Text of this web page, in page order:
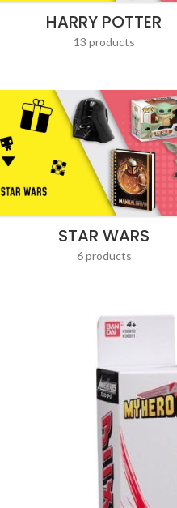
HARRY POTTER
13 products
STAR WARS
6 products